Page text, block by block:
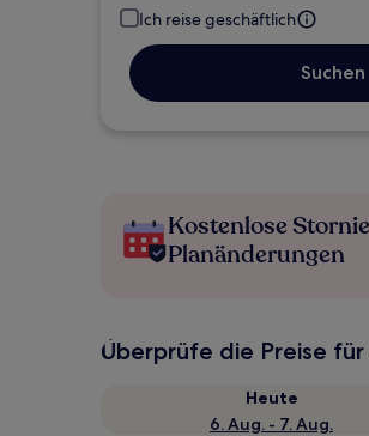
Ich reise geschäftlich
Suchen
Kostenlose
Planänderungen
Überprüfe die Preise für
Heute
6. Aug. - 7. Aug.